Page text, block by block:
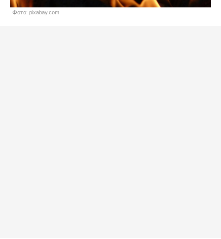
Фото: pixabay.com